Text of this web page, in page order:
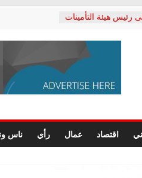
رئيس هيئة التأمينات
ونطالب بكشف
القطاع الصحي إلى
يطلق لجنة “الحق
النهائية للقرار
وانتهاء أعمال
اقتصاد عمال رأي ناس